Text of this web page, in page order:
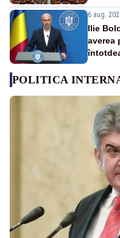
6 aug.
Ilie
averea
POLITICA